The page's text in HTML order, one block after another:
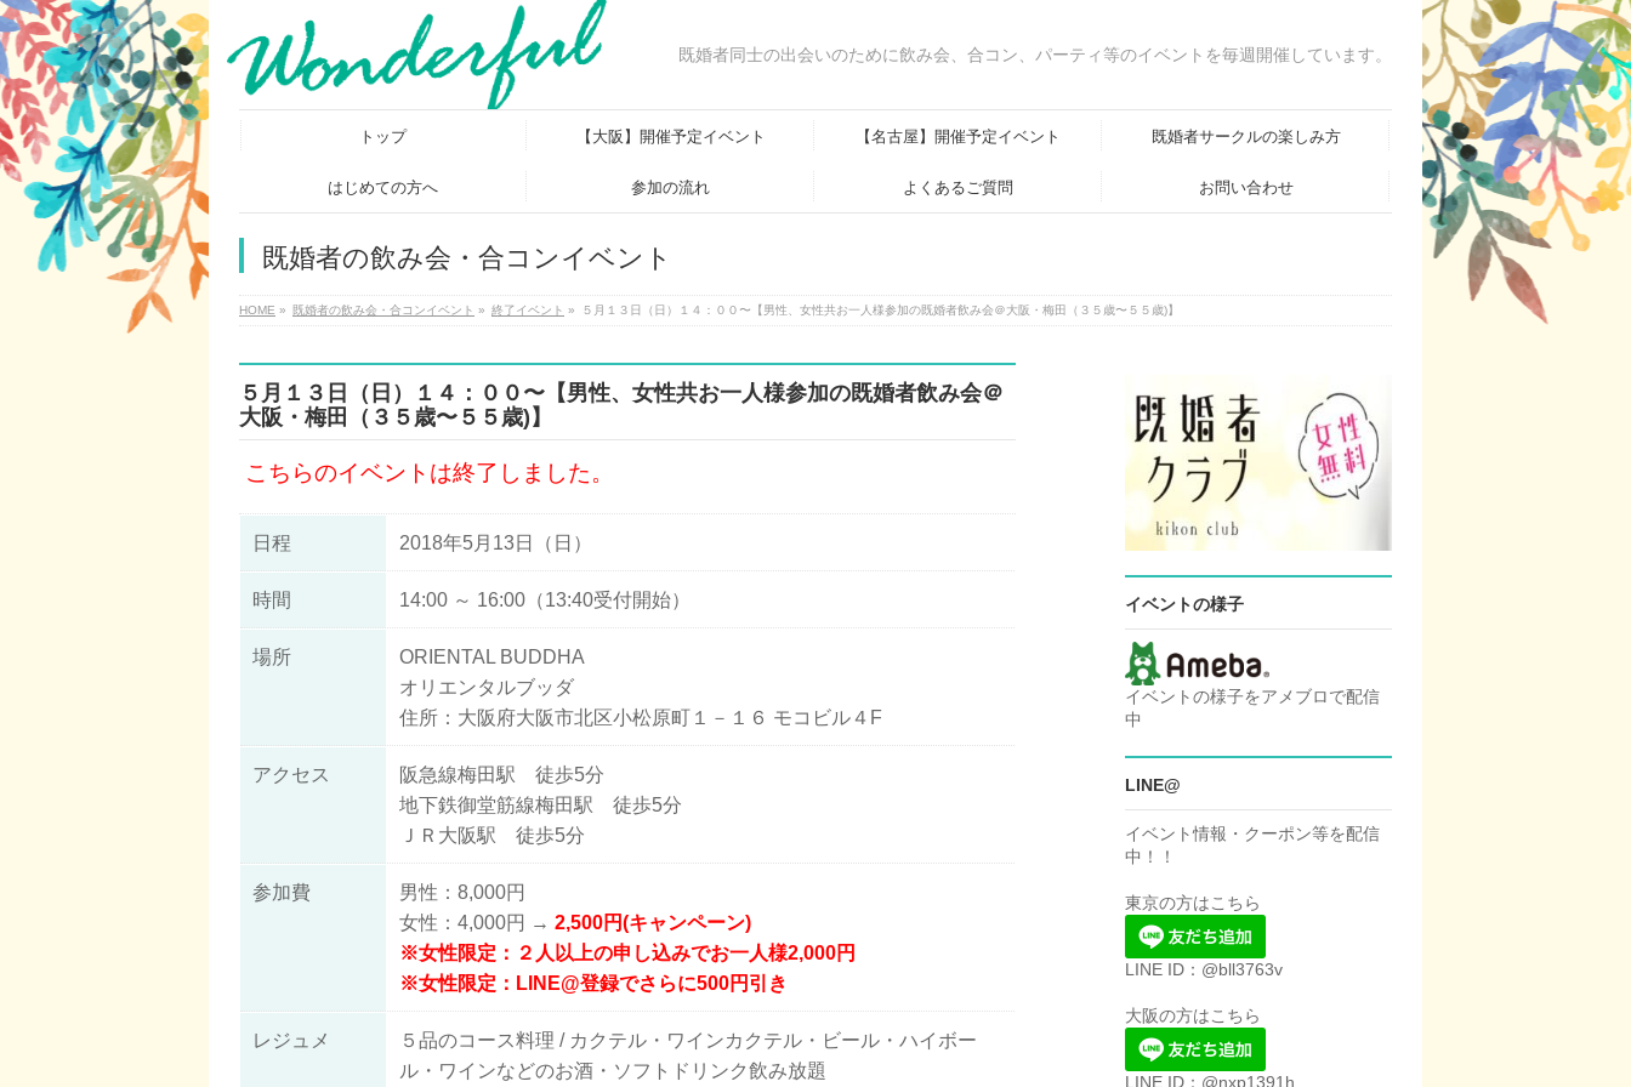
既婚者同士の出会いのために飲み会、合コン、パーティ等のイベントを毎週開催しています。
トップ 【大阪】開催予定イベント 【名古屋】開催予定イベント 既婚者サークルの楽しみ方
はじめての方へ 参加の流れ よくあるご質問 お問い合わせ
既婚者の飲み会・合コンイベント
HOME » 既婚者の飲み会・合コンイベント » 終了イベント » ５月１３日（日）１４：００〜【男性、女性共お一人様参加の既婚者飲み会＠大阪・梅田（３５歳〜５５歳)】
５月１３日（日）１４：００〜【男性、女性共お一人様参加の既婚者飲み会＠
大阪・梅田（３５歳〜５５歳)】
こちらのイベントは終了しました。
日程 2018年5月13日（日）
時間 14:00 ～ 16:00（13:40受付開始）
場所
ORIENTAL BUDDHA
オリエンタルブッダ
住所：大阪府大阪市北区小松原町１－１６ モコビル４F
アクセス
阪急線梅田駅 徒歩5分
地下鉄御堂筋線梅田駅 徒歩5分
ＪＲ大阪駅 徒歩5分
参加費
男性：8,000円
女性：4,000円 → 2,500円(キャンペーン)
※女性限定：２人以上の申し込みでお一人様2,000円
※女性限定：LINE@登録でさらに500円引き
レジュメ
５品のコース料理 / カクテル・ワインカクテル・ビール・ハイボー
ル・ワインなどのお酒・ソフトドリンク飲み放題
イベントの様子
イベントの様子をアメブロで配信
中
LINE@
イベント情報・クーポン等を配信
中！！
東京の方はこちら
LINE ID：@bll3763v
大阪の方はこちら
LINE ID：@nxp1391h